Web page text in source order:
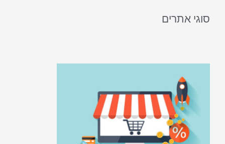
סוגי אתרים